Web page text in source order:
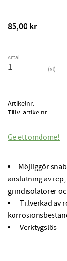
85,00 kr
Antal
st
Artikelnr
Tillv. artikelnr
Ge ett omdöme!
Möjliggör
anslutning av
grindisolatorer
Tillverkad av
Verktygslös